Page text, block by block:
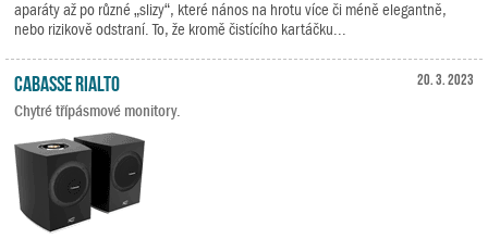
aparáty až po různé „slizy“, které nános na hrotu více či méně elegantně,
nebo rizikově odstraní. To, že kromě čistícího kartáčku...
20. 3. 2023
Cabasse RIALTO
Chytré třípásmové monitory.